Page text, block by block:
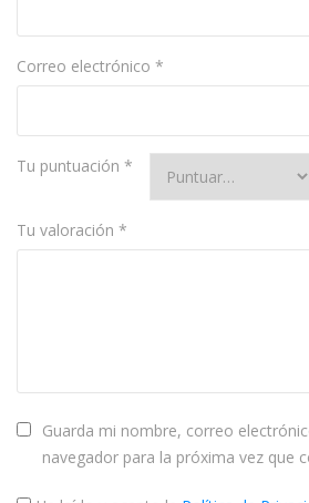
Correo electrónico *
Tu puntuación *
Tu valoración *
Guarda mi nombre, correo
navegador para la próxima vez que